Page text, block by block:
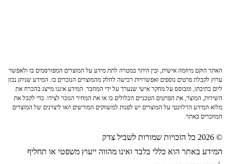
האתר הוקם מיוזמה אישית, ובין היתר במטרה לתת מידע על המוצרים המפורסמים בו ולאפשר
ערוץ לקבלת פרטים נוספים ואפשרויות רכישה לחלק מהמוצרים הנזכרים בו. המידע שניתן נכון
ליום כתיבתו, ומבוסס על מחקר אישי שנערך על ידי המחבר. המידע איננו מייצג בהכרח את
השירות, המוצר, את הפרטים הטכניים הכלולים בו או את המחיר הנזכר לצידו. כדי לקבל את
מלוא המידע הרלוונטי על המוצרים יש לפנות למשווקים המורשים ו/או ליצרנים של המוצרים
המוזכרים באתר.
© 2026 כל הזכויות שמורות לשביל צדק
המידע באתר הוא כללי בלבד ואינו מהווה ייעוץ משפטי או תחליף